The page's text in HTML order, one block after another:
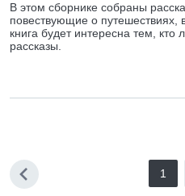
В этом сборнике собраны
повествующие о
книга будет интересна тем, кто
рассказы.
1